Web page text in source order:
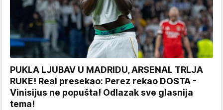
PUKLA LJUBAV U MADRIDU, ARSENAL TRLJA
RUKE! Real presekao: Perez rekao DOSTA -
Vinisijus ne popušta! Odlazak sve glasnija
tema!